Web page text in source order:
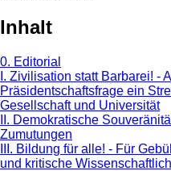
Inhalt
0. Editorial
I. Zivilisation statt Barbarei! -
Präsidentschaftsfrage ein
Gesellschaft und Universität
II. Demokratische
Zumutungen
III. Bildung für alle! - Für
und kritische